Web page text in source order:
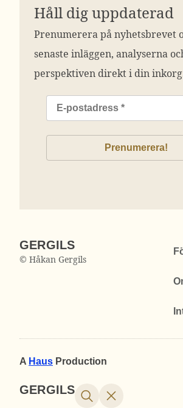
Håll dig uppdaterad
Prenumerera på nyhetsbrevet
senaste inläggen, analyserna
perspektiven direkt i din
GERGILS
© Håkan Gergils
A Haus Production
GERGILS